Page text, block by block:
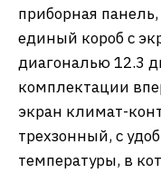
приборная
единый короб с
диагональю 12.3
комплектации
экран климат-
трехзонный, с
температуры, в